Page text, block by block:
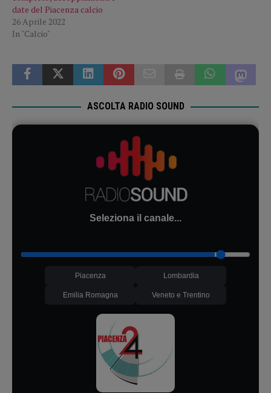
date del Piacenza calcio
26 Aprile 2022
In "Calcio"
ASCOLTA RADIO SOUND
Seleziona il canale...
Piacenza Lombardia
Emilia Romagna Veneto e Trentino